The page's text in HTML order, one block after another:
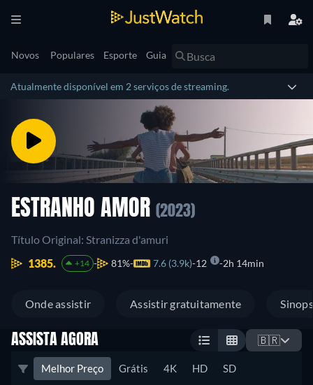
Novos Populares Esporte Guia
Atualmente disponível em 2 serviços de streaming.
ESTRANHO AMOR (2023)
Título Original: Stranizza d'amuri
1385.
+14 81% 7.6 (3.9k) 12 2h 14min
Onde assistir Assistir gratuitamente
ASSISTA AGORA 🇧🇷
Melhor Preço Grátis 4K HD SD